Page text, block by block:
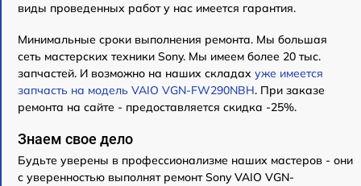
виды проведенных работ у нас имеется гарантия.
Минимальные сроки выполнения ремонта. Мы большая
сеть мастерских техники Sony. Мы имеем более 20 тыс.
запчастей. И возможно на наших складах уже имеется
запчасть на модель VAIO VGN-FW290NBH. При заказе
ремонта на сайте - предоставляется скидка -25%.
Знаем свое дело
Будьте уверены в профессионализме наших мастеров - они
с уверенностью выполнят ремонт Sony VAIO VGN-